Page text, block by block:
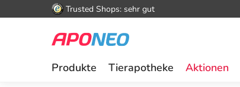
Trusted Shops: sehr gut
Produkte Tierapotheke Aktionen